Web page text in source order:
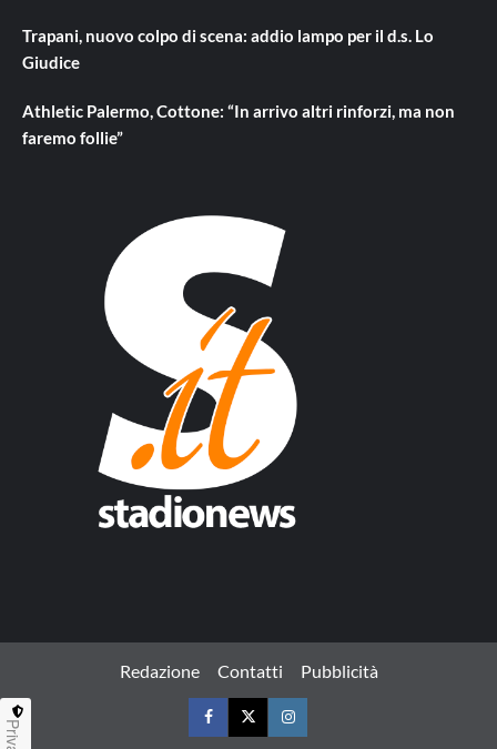
Trapani, nuovo colpo di scena: addio lampo per il d.s. Lo
Giudice
Athletic Palermo, Cottone: “In arrivo altri rinforzi, ma non
faremo follie”
Redazione Contatti Pubblicità
FacebookTwitterInstagram